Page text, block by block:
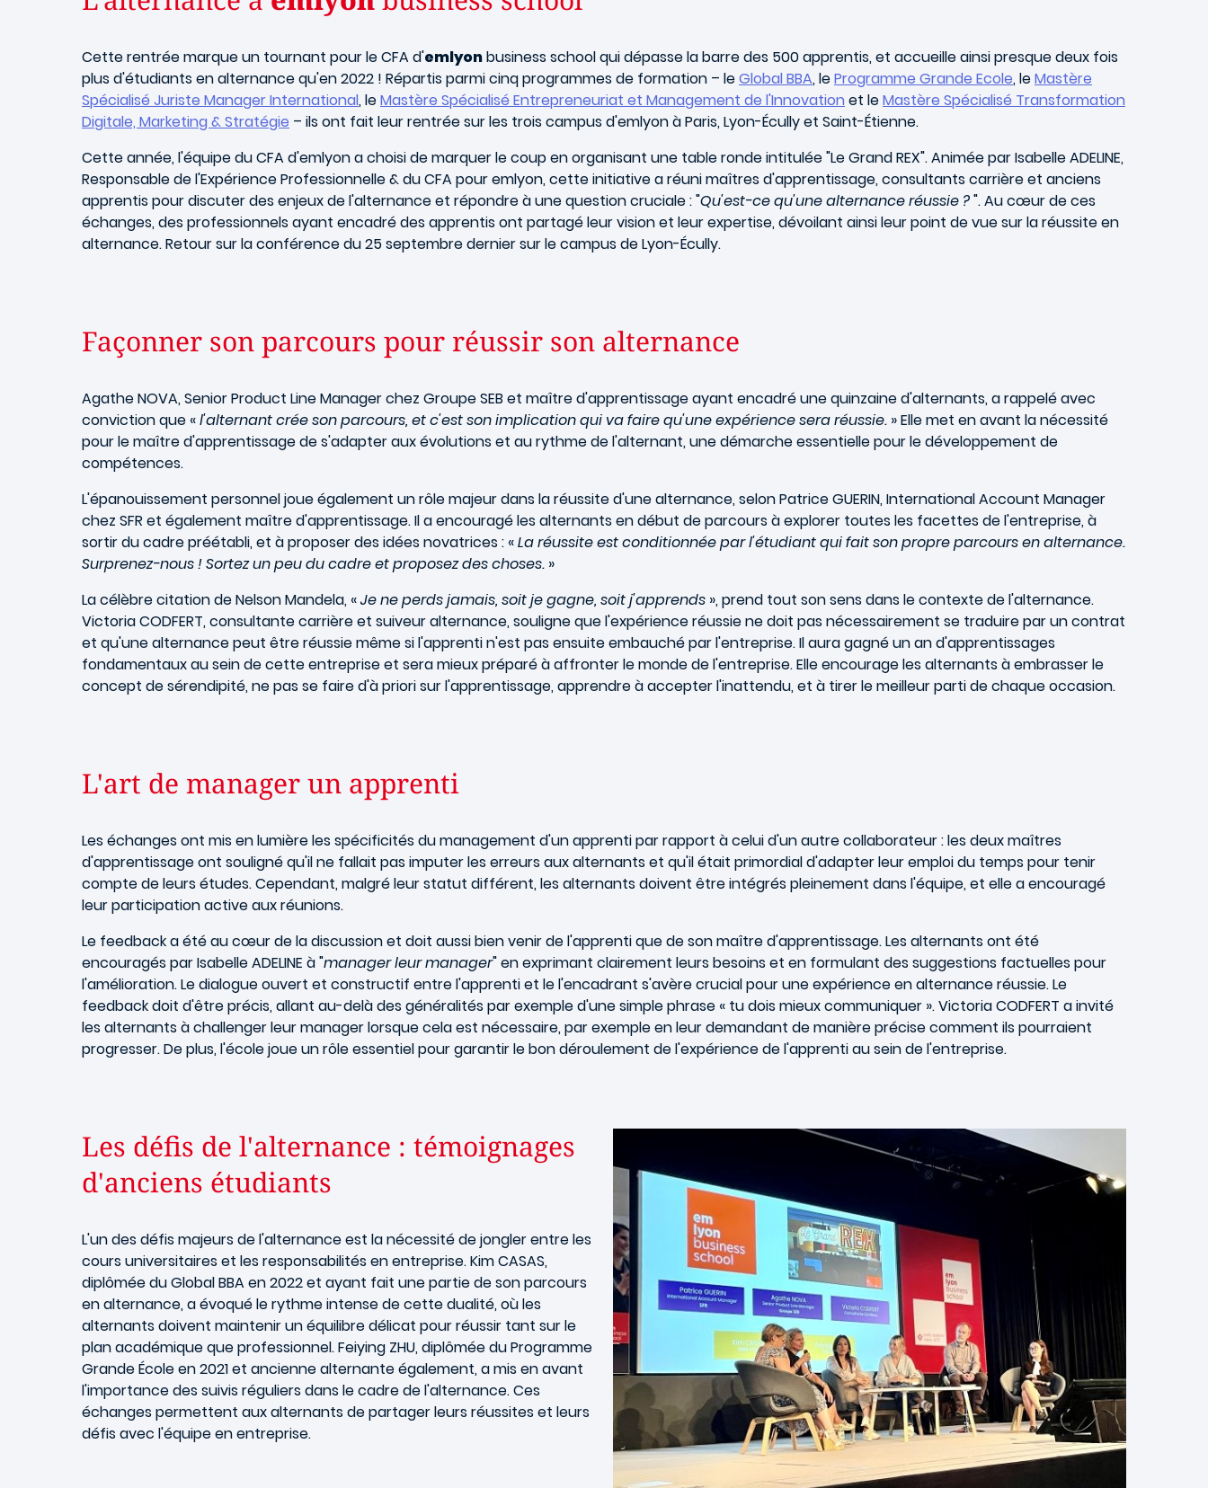
Cette rentrée marque un tournant pour le CFA d'emlyonbusiness school qui dépasse la barre des 500 apprentis, et accueille ainsi presque deux fois
plus d'étudiants en alternance qu'en 2022 ! Répartis parmi cinq programmes de formation – leGlobal BBA, leProgramme Grande Ecole, leMastère
Spécialisé Juriste Manager International, leMastère Spécialisé Entrepreneuriat et Management de l'Innovation et leMastère Spécialisé Transformation
Digitale, Marketing & Stratégie – ils ont fait leur rentrée sur les trois campus d'emlyon à Paris, Lyon-Écully et Saint-Étienne.
Cette année, l'équipe du CFA d'emlyon a choisi de marquer le coup en organisant une table ronde intitulée "Le Grand REX". Animée par Isabelle ADELINE,
Responsable de l'Expérience Professionnelle & du CFA pour emlyon, cette initiative a réuni maîtres d'apprentissage, consultants carrière et anciens
apprentis pour discuter des enjeux de l'alternance et répondre à une question cruciale : "Qu'est-ce qu'une alternance réussie ?". Au cœur de ces
échanges, des professionnels ayant encadré des apprentis ont partagé leur vision et leur expertise, dévoilant ainsi leur point de vue sur la réussite en
alternance. Retour sur la conférence du 25 septembre dernier sur le campus de Lyon-Écully.
Façonner son parcours pour réussir son alternance
Agathe NOVA, Senior Product Line Manager chez Groupe SEB et maître d'apprentissage ayant encadré une quinzaine d'alternants, a rappelé avec
conviction que «l'alternant crée son parcours, et c'est son implication qui va faire qu'une expérience sera réussie. » Elle met en avant la nécessité
pour le maître d'apprentissage de s'adapter aux évolutions et au rythme de l'alternant, une démarche essentielle pour le développement de
compétences.
L'épanouissement personnel joue également un rôle majeur dans la réussite d'une alternance, selon Patrice GUERIN, International Account Manager
chez SFR et également maître d'apprentissage. Il a encouragé les alternants en début de parcours à explorer toutes les facettes de l'entreprise, à
sortir du cadre préétabli, et à proposer des idées novatrices : «La réussite est conditionnée par l'étudiant qui fait son propre parcours en alternance.
Surprenez-nous ! Sortez un peu du cadre et proposez des choses. »
La célèbre citation de Nelson Mandela, «Je ne perds jamais, soit je gagne, soit j'apprends », prend tout son sens dans le contexte de l'alternance.
Victoria CODFERT, consultante carrière et suiveur alternance, souligne que l'expérience réussie ne doit pas nécessairement se traduire par un contrat
et qu'une alternance peut être réussie même si l'apprenti n'est pas ensuite embauché par l'entreprise. Il aura gagné un an d'apprentissages
fondamentaux au sein de cette entreprise et sera mieux préparé à affronter le monde de l'entreprise. Elle encourage les alternants à embrasser le
concept de sérendipité, ne pas se faire d'à priori sur l'apprentissage, apprendre à accepter l'inattendu, et à tirer le meilleur parti de chaque occasion.
L'art de manager un apprenti
Les échanges ont mis en lumière les spécificités du management d'un apprenti par rapport à celui d'un autre collaborateur : les deux maîtres
d'apprentissage ont souligné qu'il ne fallait pas imputer les erreurs aux alternants et qu'il était primordial d'adapter leur emploi du temps pour tenir
compte de leurs études. Cependant, malgré leur statut différent, les alternants doivent être intégrés pleinement dans l'équipe, et elle a encouragé
leur participation active aux réunions.
Le feedback a été au cœur de la discussion et doit aussi bien venir de l'apprenti que de son maître d'apprentissage. Les alternants ont été
encouragés par Isabelle ADELINE à "manager leur manager" en exprimant clairement leurs besoins et en formulant des suggestions factuelles pour
l'amélioration. Le dialogue ouvert et constructif entre l'apprenti et le l'encadrant s'avère crucial pour une expérience en alternance réussie. Le
feedback doit d'être précis, allant au-delà des généralités par exemple d'une simple phrase « tu dois mieux communiquer ». Victoria CODFERT a invité
les alternants à challenger leur manager lorsque cela est nécessaire, par exemple en leur demandant de manière précise comment ils pourraient
progresser. De plus, l'école joue un rôle essentiel pour garantir le bon déroulement de l'expérience de l'apprenti au sein de l'entreprise.
Les défis de l'alternance : témoignages
d'anciens étudiants
L'un des défis majeurs de l'alternance est la nécessité de jongler entre les
cours universitaires et les responsabilités en entreprise. Kim CASAS,
diplômée du Global BBA en 2022 et ayant fait une partie de son parcours
en alternance, a évoqué le rythme intense de cette dualité, où les
alternants doivent maintenir un équilibre délicat pour réussir tant sur le
plan académique que professionnel. Feiying ZHU, diplômée du Programme
Grande École en 2021 et ancienne alternante également, a mis en avant
l'importance des suivis réguliers dans le cadre de l'alternance. Ces
échanges permettent aux alternants de partager leurs réussites et leurs
défis avec l'équipe en entreprise.